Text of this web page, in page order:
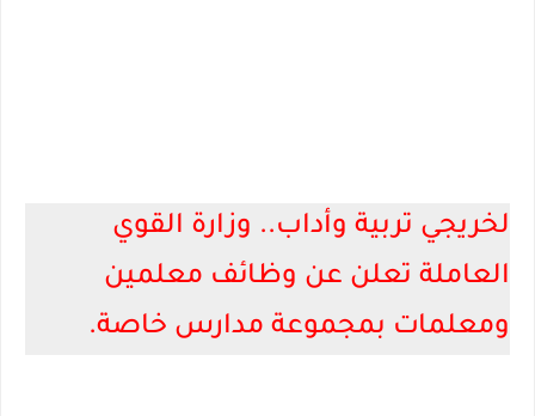
لخريجي تربية وأداب.. وزارة القوي
العاملة تعلن عن وظائف معلمين
ومعلمات بمجموعة مدارس خاصة.